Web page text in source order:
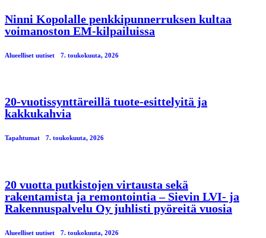
Ninni Kopolalle penkkipunnerruksen kultaa
voimanoston EM-kilpailuissa
Alueelliset uutiset 7. toukokuuta, 2026
20-vuotissynttäreillä tuote-esittelyitä ja
kakkukahvia
Tapahtumat 7. toukokuuta, 2026
20 vuotta putkistojen virtausta sekä
rakentamista ja remontointia – Sievin LVI- ja
Rakennuspalvelu Oy juhlisti pyöreitä vuosia
Alueelliset uutiset 7. toukokuuta, 2026